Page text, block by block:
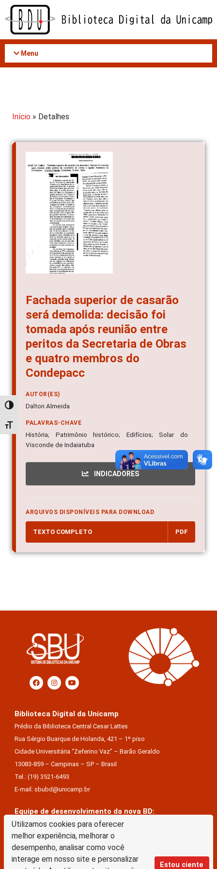
Utilizamos cookies para oferecer
melhor experiência, melhorar o
desempenho, analisar como você
interage em nosso site e personalizar
Estou ciente
Acessar
conteúdo
Alternar alto contraste
Alternar tamanho da fonte
Menu
Início » Detalhes
Fachada superior de casarão
será demolida: decisão foi
tomada após reunião entre
peritos da Secretaria de Obras
e quatro membros do
Condepacc
AUTOR(ES)
Dalton Almeida
PALAVRAS-CHAVE
História; Patrimônio histórico; Edifícios; Solar do
Visconde de Indaiatuba
INDICADORES
ARQUIVOS DISPONÍVEIS PARA DOWNLOAD
TEXTO COMPLETO PDF
Biblioteca Digital da Unicamp
Prédio da Biblioteca Central Cesar Lattes
Rua Sérgio Buarque de Holanda, 421 – 1º piso
Cidade Universitária “Zeferino Vaz” – Barão Geraldo
13083-859 – Campinas – SP – Brasil
Tel.: (19) 3521-6493
E-mail: sbubd@unicamp.br
Equipe de desenvolvimento da nova BD:
Keite Aparecida Duarte
Márcio Vinícius De Jesus Almeida
Saul Victor De Castro E Silva